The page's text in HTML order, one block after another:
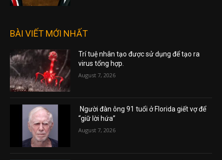
BÀI VIẾT MỚI NHẤT
Trí tuệ nhân tạo được sử dụng để tạo ra
virus tổng hợp.
August 7, 2026
Người đàn ông 91 tuổi ở Florida giết vợ để
“giữ lời hứa”
August 7, 2026